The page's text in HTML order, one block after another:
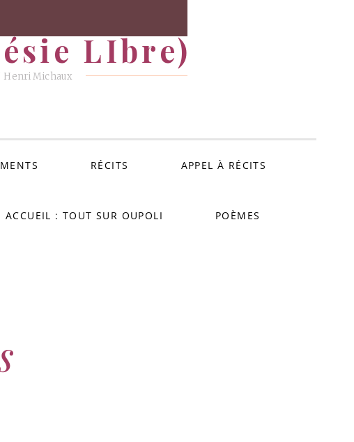
LIbre)
Henri Michaux
RÉCITS APPEL À RÉCITS
ACCUEIL : TOUT SUR OUPOLI POÈMES